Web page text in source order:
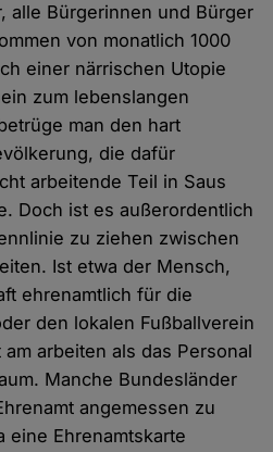
alle Bürgerinnen und Bürger
von monatlich 1000
einer närrischen Utopie
zum lebenslangen
man den hart
die dafür
arbeitende Teil in Saus
Doch ist es außerordentlich
zu ziehen zwischen
Ist etwa der Mensch,
ehrenamtlich für die
den lokalen Fußballverein
arbeiten als das Personal
Manche Bundesländer
angemessen zu
eine Ehrenamtskarte